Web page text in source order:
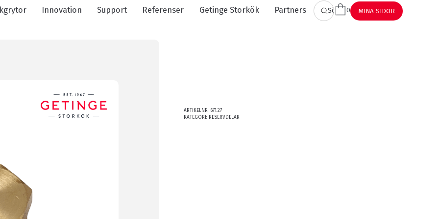
Innovation Support Referenser Getinge Storkök Partners SÖK
0 MINA SIDOR
ARTIKELNR: 671.27
KATEGORI: RESERVDELAR